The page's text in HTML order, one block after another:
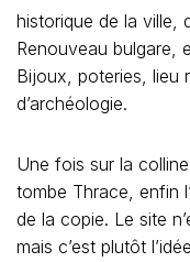
historique de la ville,
Renouveau bulgare,
Bijoux, poteries, lieu
d’archéologie.
Une fois sur la
tombe Thrace, enfin
de la copie. Le site
mais c’est plutôt